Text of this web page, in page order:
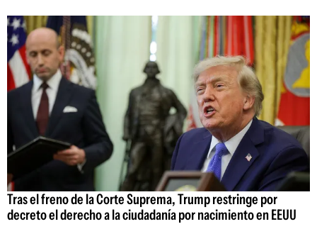
Tras el freno de la Corte Suprema, Trump restringe por
decreto el derecho a la ciudadanía por nacimiento en EEUU